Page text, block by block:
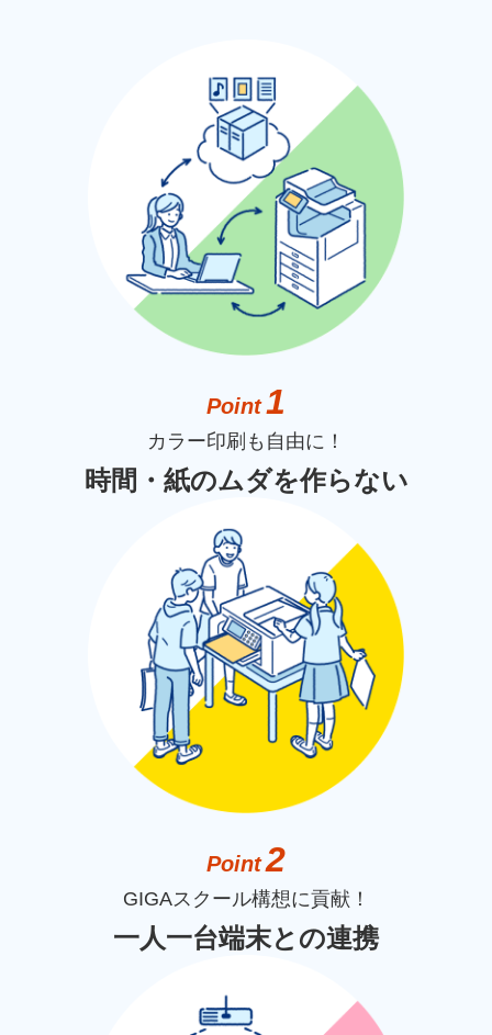
Point1
カラー印刷も自由に！
時間・紙のムダを作らない
Point2
GIGAスクール構想に貢献！
一人一台端末との連携